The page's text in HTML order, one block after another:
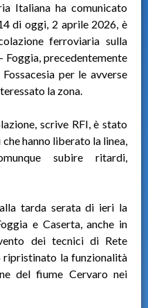
Italiana ha comunicato
di oggi, 2 aprile 2026, è
ferroviaria sulla
Foggia, precedentemente
per le avverse
la zona.
scrive RFI, è stato
hanno liberato la linea,
subire ritardi,
tarda serata di ieri la
e Caserta, anche in
dei tecnici di Rete
ripristinato la funzionalità
del fiume Cervaro nei